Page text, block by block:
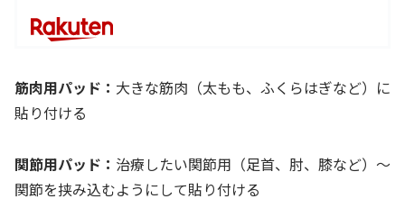
筋肉用パッド： 大きな筋肉（太もも、ふくらはぎなど）に
貼り付ける
関節用パッド： 治療したい関節用（足首、肘、膝など）～
関節を挟み込むようにして貼り付ける